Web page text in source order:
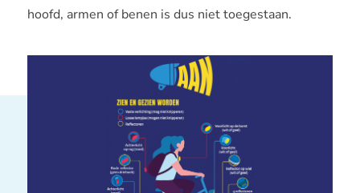
hoofd, armen of benen is dus niet toegestaan.